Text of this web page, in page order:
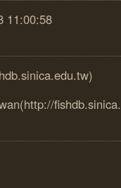
11:00:58